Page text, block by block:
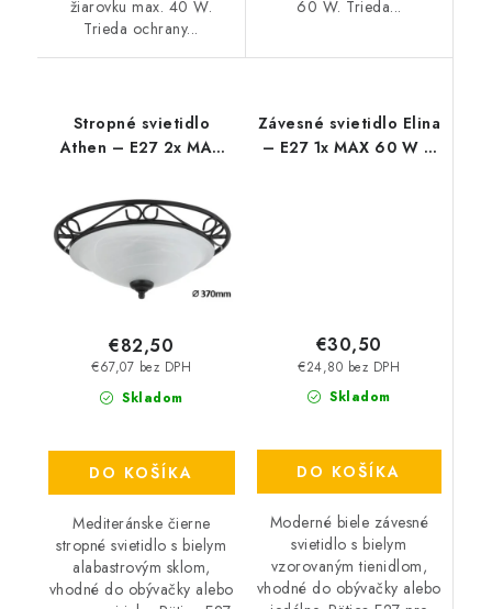
žiarovku max. 40 W.
Trieda ochrany...
60 W. Trieda...
Stropné svietidlo
Athen – E27 2x MAX
Skladom
€67,07 bez DPH
€82,50
DO KOŠÍKA
Mediteránske čierne
stropné svietidlo s bielym
alabastrovým sklom,
vhodné do obývačky alebo
Závesné svietidlo Elina
– E27 1x MAX 60 W –
Skladom
€24,80 bez DPH
€30,50
DO KOŠÍKA
Moderné biele závesné
svietidlo s bielym
vzorovaným tienidlom,
vhodné do obývačky alebo